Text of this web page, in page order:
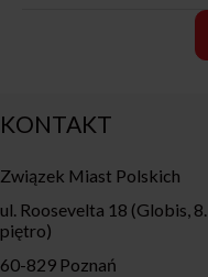
KONTAKT
Związek Miast Polskich
ul. Roosevelta 18 (Globis, 8.
piętro)
60-829 Poznań